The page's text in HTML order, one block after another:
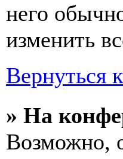
него
изменить
Вернуться
» На
Возможно,